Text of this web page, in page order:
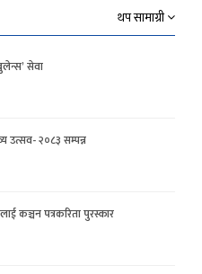
थप सामाग्री
सेवा
उत्सव- २०८३ सम्पन्न
कञ्चन पत्रकरिता पुरस्कार